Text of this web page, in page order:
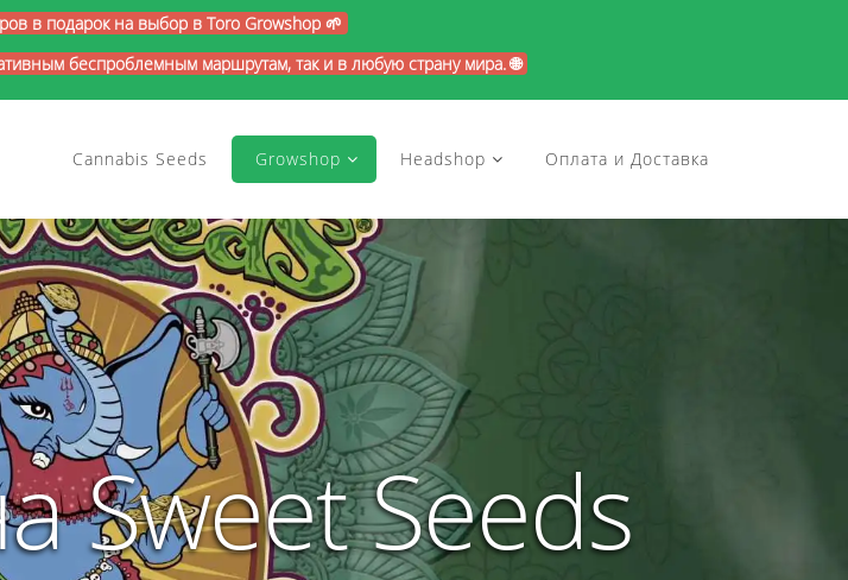
в подарок на выбор в Toro Growshop 🌱
беспроблемным маршрутам, так и в любую страну мира. 🌐
Cannabis Seeds Growshop Headshop Оплата и Доставка
Sweet Seeds